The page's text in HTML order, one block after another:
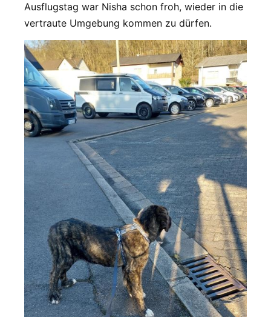
Ausflugstag war Nisha schon froh, wieder in die
vertraute Umgebung kommen zu dürfen.